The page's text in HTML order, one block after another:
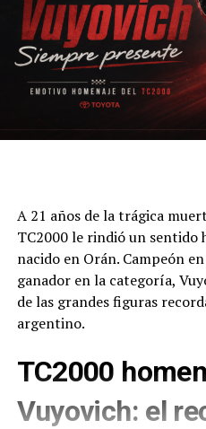
A 21 años de la trágica
TC2000 le rindió un sentido
nacido en Orán. Campeón
ganador en la categoría,
de las grandes figuras
argentino.
TC2000
Vuyovich: el